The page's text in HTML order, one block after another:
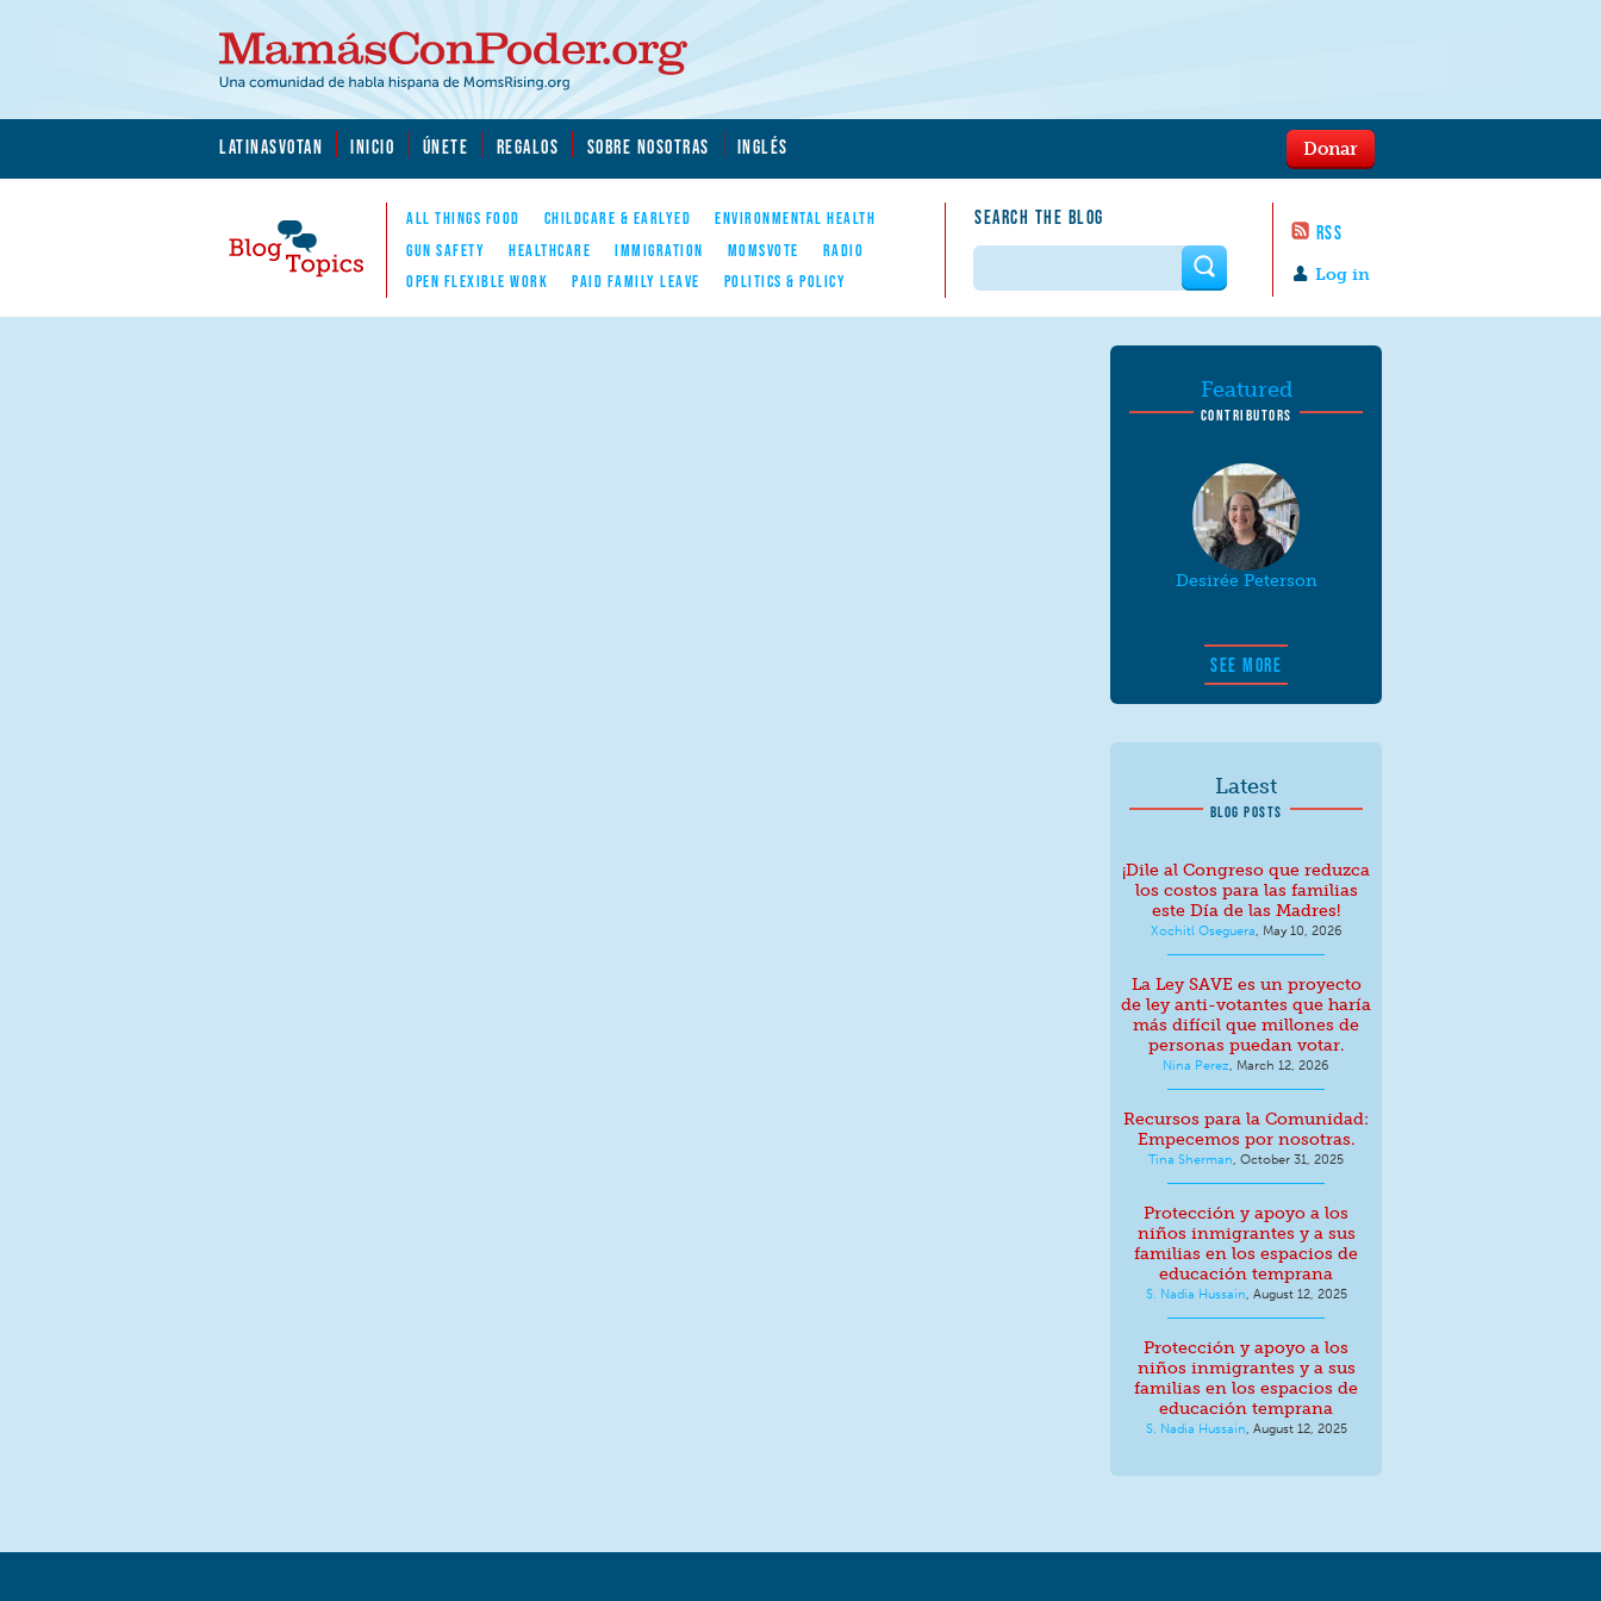
MamásConPoder.org
LATINASVOTAN INICIO ÚNETE REGALOS SOBRE NOSOTRAS INGLÉS
Blog Topics
ALL THINGS FOOD CHILDCARE & EARLYED
ENVIRONMENTAL HEALTH
GUN SAFETY
HEALTHCARE IMMIGRATION MOMSVOTE
RADIO
OPEN FLEXIBLE WORK
PAID FAMILY LEAVE POLITICS & POLICY
SEARCH THE BLOG
RSS
Log in
Donar
Search form
Featured
CONTRIBUTORS
Desirée Peterson
SEE MORE
Latest
BLOG POSTS
¡Dile al Congreso que reduzca
los costos para las familias
este Día de las Madres!
Xochitl Oseguera May 10, 2026
La Ley SAVE es un proyecto
de ley anti-votantes que haría
más difícil que millones de
personas puedan votar.
Nina Perez March 12, 2026
Recursos para la Comunidad:
Empecemos por nosotras.
Tina Sherman October 31, 2025
Protección y apoyo a los
niños inmigrantes y a sus
familias en los espacios de
educación temprana
S. Nadia Hussain August 12, 2025
Protección y apoyo a los
niños inmigrantes y a sus
familias en los espacios de
educación temprana
S. Nadia Hussain August 12, 2025